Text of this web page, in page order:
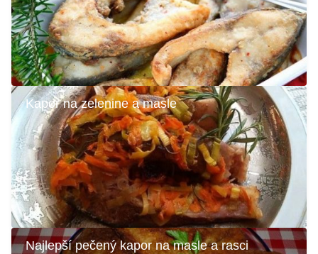
Kapor na zelenine a masle
Najlepší pečený kapor na masle a rasci